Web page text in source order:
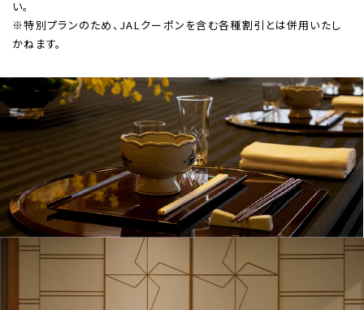
HOME
ホテルのコンセプト
宿泊
レストラン＆バー
ウエディング
宴会・会議・パーティー
新着情報
い。
※特別プランのため、JALクーポンを含む各種割引とは併用いたし
かねます。